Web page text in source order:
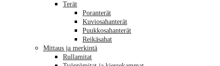
Terät
Poranterät
Kuviosahanterät
Puukkosahanterät
Reikäsahat
Mittaus ja merkintä
Rullamitat